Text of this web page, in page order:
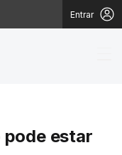
Entrar
pode estar